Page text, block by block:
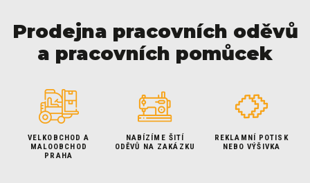
Prodejna pracovních oděvů
a pracovních pomůcek
VELKOBCHOD A
MALOOBCHOD
PRAHA
NABÍZÍME ŠITÍ
ODĚVŮ NA ZAKÁZKU
REKLAMNÍ POTISK
NEBO VÝŠIVKA